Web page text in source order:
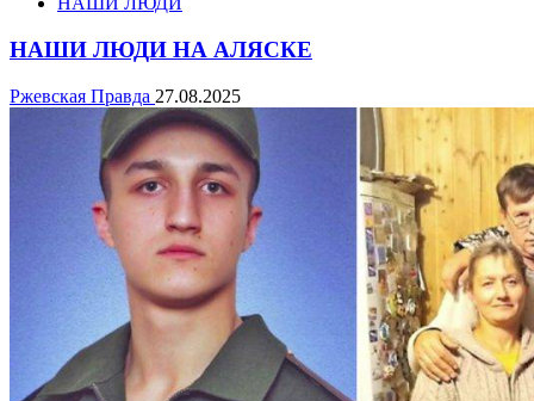
НАШИ ЛЮДИ НА АЛЯСКЕ
Ржевская Правда 27.08.2025